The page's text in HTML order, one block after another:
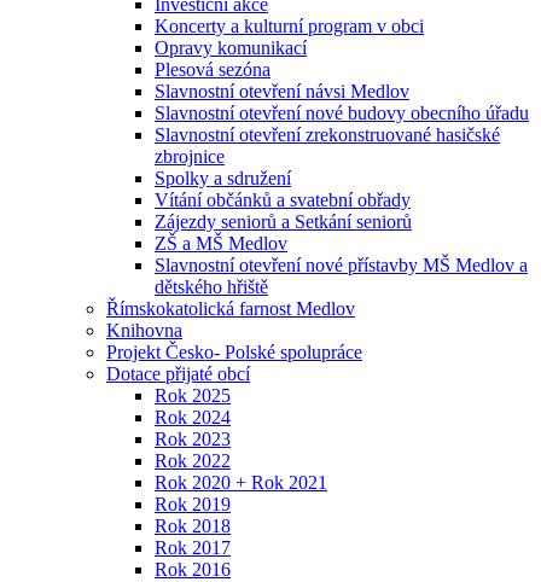
Investiční akce
Koncerty a kulturní program v obci
Opravy komunikací
Plesová sezóna
Slavnostní otevření návsi Medlov
Slavnostní otevření nové budovy obecního úřadu
Slavnostní otevření zrekonstruované hasičské
zbrojnice
Spolky a sdružení
Vítání občánků a svatební obřady
Zájezdy seniorů a Setkání seniorů
ZŠ a MŠ Medlov
Slavnostní otevření nové přístavby MŠ Medlov a
dětského hřiště
Římskokatolická farnost Medlov
Knihovna
Projekt Česko- Polské spolupráce
Dotace přijaté obcí
Rok 2025
Rok 2024
Rok 2023
Rok 2022
Rok 2020 + Rok 2021
Rok 2019
Rok 2018
Rok 2017
Rok 2016